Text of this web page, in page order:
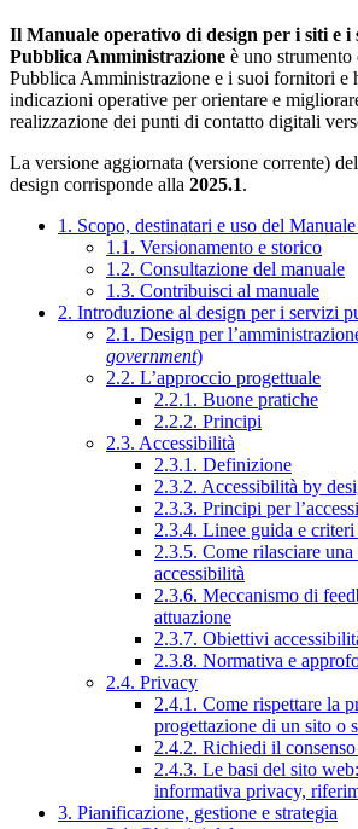
Il Manuale operativo di design per i siti e i
Pubblica Amministrazione è uno
Pubblica Amministrazione e i suoi fornitori e
indicazioni operative per orientare e
realizzazione dei punti di contatto digitali
La versione aggiornata (versione corrente)
design corrisponde alla 2025.1.
1. Scopo, destinatari e uso del
1.1. Versionamento e storico
1.2. Consultazione del manuale
1.3. Contribuisci al manuale
2. Introduzione al design per i servizi
2.1. Design per
government)
2.2. L’approccio progettuale
2.2.1. Buone pratiche
2.2.2. Principi
2.3. Accessibilità
2.3.1. Definizione
2.3.2. Accessibilità by
2.3.3. Principi per
2.3.4. Linee guida e criteri
2.3.5. Come rilasciare
accessibilità
2.3.6. Meccanismo di
attuazione
2.3.7. Obiettivi
2.3.8. Normativa e
2.4. Privacy
2.4.1. Come rispettare la
progettazione di un sito o
2.4.2. Richiedi il
2.4.3. Le basi del sito
informativa privacy,
3. Pianificazione, gestione e strategia